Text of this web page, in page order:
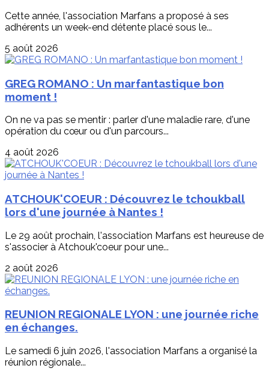
Cette année, l'association Marfans a proposé à ses
adhérents un week-end détente placé sous le...
5 août 2026
GREG ROMANO : Un marfantastique bon
moment !
On ne va pas se mentir : parler d'une maladie rare, d'une
opération du cœur ou d'un parcours...
4 août 2026
ATCHOUK'COEUR : Découvrez le tchoukball
lors d'une journée à Nantes !
Le 29 août prochain, l'association Marfans est heureuse de
s'associer à Atchouk'coeur pour une...
2 août 2026
REUNION REGIONALE LYON : une journée riche
en échanges.
Le samedi 6 juin 2026, l'association Marfans a organisé la
réunion régionale...